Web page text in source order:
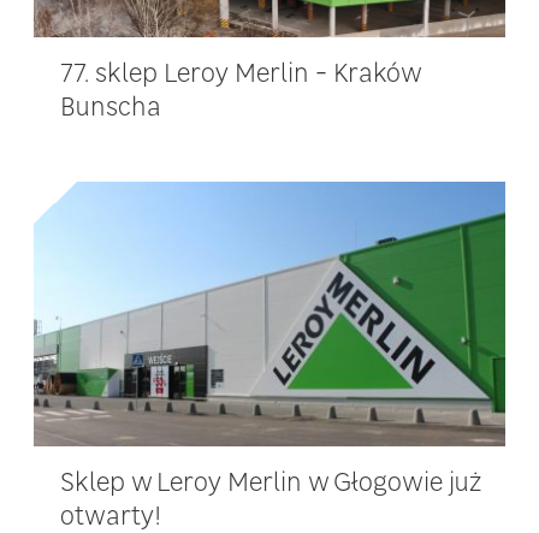
77. sklep Leroy Merlin - Kraków
Bunscha
Sklep w Leroy Merlin w Głogowie już
otwarty!